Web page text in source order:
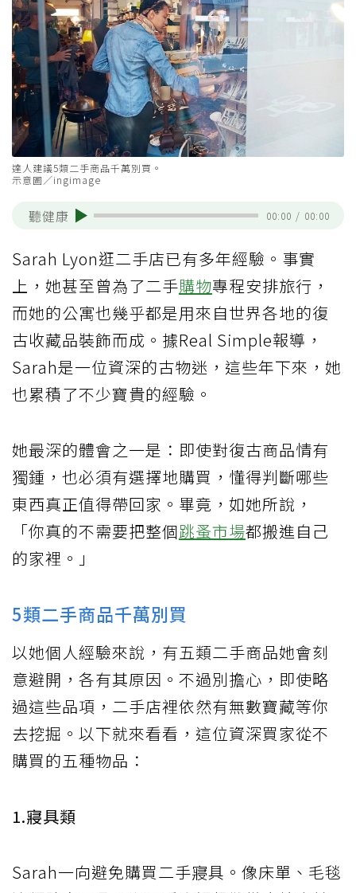
達人建議5類二手商品千萬別買。
示意圖／ingimage
聽健康 00:00 / 00:00
Sarah Lyon逛二手店已有多年經驗。事實
上，她甚至曾為了二手購物專程安排旅行，
而她的公寓也幾乎都是用來自世界各地的復
古收藏品裝飾而成。據Real Simple報導，
Sarah是一位資深的古物迷，這些年下來，她
也累積了不少寶貴的經驗。
她最深的體會之一是：即使對復古商品情有
獨鍾，也必須有選擇地購買，懂得判斷哪些
東西真正值得帶回家。畢竟，如她所說，
「你真的不需要把整個跳蚤市場都搬進自己
的家裡。」
5類二手商品千萬別買
以她個人經驗來說，有五類二手商品她會刻
意避開，各有其原因。不過別擔心，即使略
過這些品項，二手店裡依然有無數寶藏等你
去挖掘。以下就來看看，這位資深買家從不
購買的五種物品：
1.寢具類
Sarah一向避免購買二手寢具。像床單、毛毯